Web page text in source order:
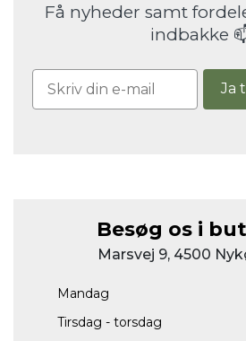
Få nyheder samt
indbakke
Ja
Besøg os i
Marsvej 9, 4500
Mandag
Tirsdag - torsdag